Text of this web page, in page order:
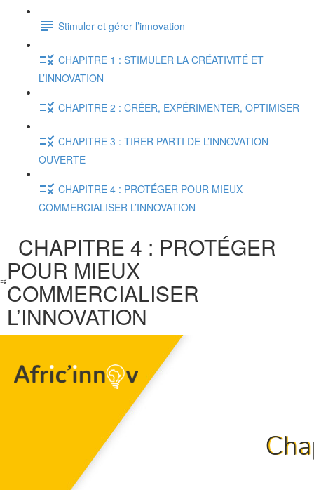
Stimuler et gérer l’innovation
CHAPITRE 1 : STIMULER LA CRÉATIVITÉ ET
L’INNOVATION
CHAPITRE 2 : CRÉER, EXPÉRIMENTER, OPTIMISER
CHAPITRE 3 : TIRER PARTI DE L’INNOVATION
OUVERTE
CHAPITRE 4 : PROTÉGER POUR MIEUX
COMMERCIALISER L’INNOVATION
CHAPITRE 4 : PROTÉGER
POUR MIEUX
COMMERCIALISER
L’INNOVATION